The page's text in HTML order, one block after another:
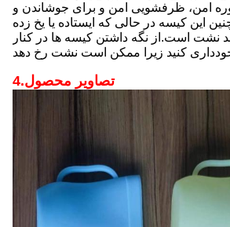
امن، ظرفشویی امن و برای جوشاندن و
این کیسه در حالی که ایستاده یا یخ زده
نشت است.از نگه داشتن کیسه ها در کنار
4.تصاویر محصول